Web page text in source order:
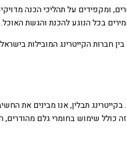
ומקפידים על תהליכי הכנה
בכל הנוגע להכנת והגשת האוכל.
חברות הקייטרינג המובילות
תבלין, אנו מבינים את
כולל שימוש בחומרי גלם